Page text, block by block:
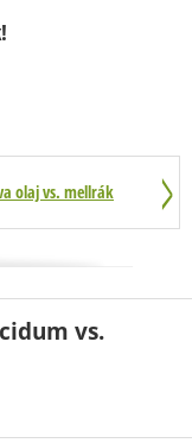
olaj vs. mellrák
vs.